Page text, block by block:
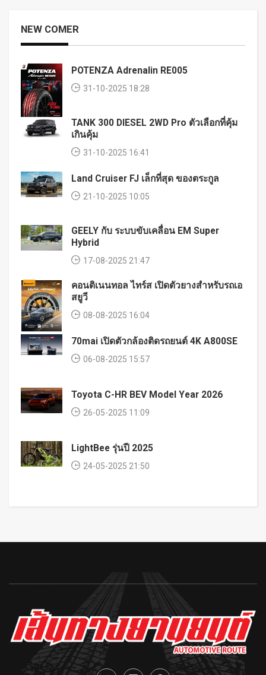
NEW COMER
POTENZA Adrenalin RE005
31-10-2025 18:28
TANK 300 DIESEL 2WD Pro ตัวเลือกที่คุ้ม
เกินคุ้ม
31-10-2025 16:41
Land Cruiser FJ เล็กที่สุด ของตระกูล
21-10-2025 10:05
GEELY กับ ระบบขับเคลื่อน EM Super
Hybrid
17-08-2025 21:47
คอนติเนนทอล ไทร์ส เปิดตัวยางสำหรับรถเอ
สยูวี
08-08-2025 16:04
70mai เปิดตัวกล้องติดรถยนต์ 4K A800SE
06-08-2025 15:57
Toyota C-HR BEV Model Year 2026
26-05-2025 11:09
LightBee รุ่นปี 2025
24-05-2025 21:50